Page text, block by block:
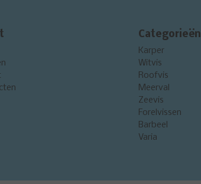
Categorieën
Karper
Witvis
Roofvis
Meerval
Zeevis
Forelvissen
Barbeel
Varia